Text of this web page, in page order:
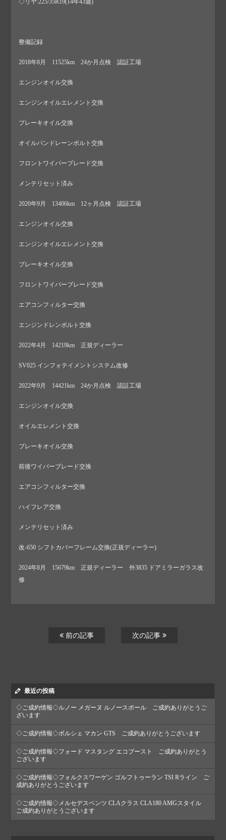
整備記録
2018年8月 11525km 24か月点検 認証工場
エンジンオイル交換
エンジンオイルエレメント交換
ブレーキオイル交換
オイルパンドレーンボルト交換
フロントワイパーブレード交換
メンテリセット済み
2020年9月 13406km 12ヶ月点検 認証工場
エンジンオイル交換
エンジンオイルエレメント交換
ブレーキオイル交換
フロントワイパーブレード交換
エアコンフィルター交換
エンジンドレンボルト交換
2022年4月 14219km 正規ディーラー
SV025 インフォテイメントシステム改修
2022年9月 14421km 24か月点検 認証工場
エンジンオイル交換
オイルエレメント交換
ブレーキオイル交換
前後ワイパーブレード交換
エアコンフィルター交換
ハイフレア交換
メンテリセット済み
改-650 シフトカバーフレーム交換(正規ディーラー)
2024年8月 15679km 正規ディーラー 外3835 ドアミラーガラス改
修
前の記事 次の記事
最近の投稿
◇ご成約情報◇ルノー メガーヌ ルノースポール ご成約ありがとうご
ざいます
◇ご成約情報◇ポルシェ マカン GTS ご成約ありがとうございます
◇ご成約情報◇フォード マスタング エコブースト ご成約ありがとう
ございます
◇ご成約情報◇フォルクスワーゲン ゴルフトゥーラン TSI Rライン ご
成約ありがとうございます
◇ご成約情報◇メルセデスベンツ CLAクラス CLA180 AMGスタイル
ご成約ありがとうございます